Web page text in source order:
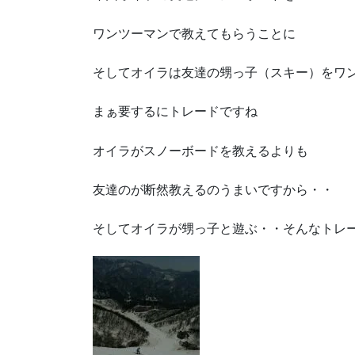
ワンツーマンで教えてもらうことに
そしてオイラは友達の甥っ子（スキー）をワ
まぁ要するにトレードですね
オイラがスノーボードを教えるよりも
友達のが断然教えるのうまいですから・・
そしてオイラが甥っ子と遊ぶ・・そんなトレ